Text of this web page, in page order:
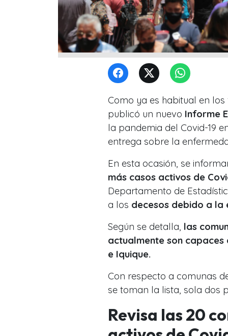
Como ya es habitual en
publicó un nuevo Informe
la pandemia del Covid-19
entrega sobre la
En esta ocasión, se
más casos activos de
Departamento de
a los decesos debido a la
Según se detalla, las
actualmente son
e Iquique.
Con respecto a comunas
se toman la lista, sola dos
Revisa las 20